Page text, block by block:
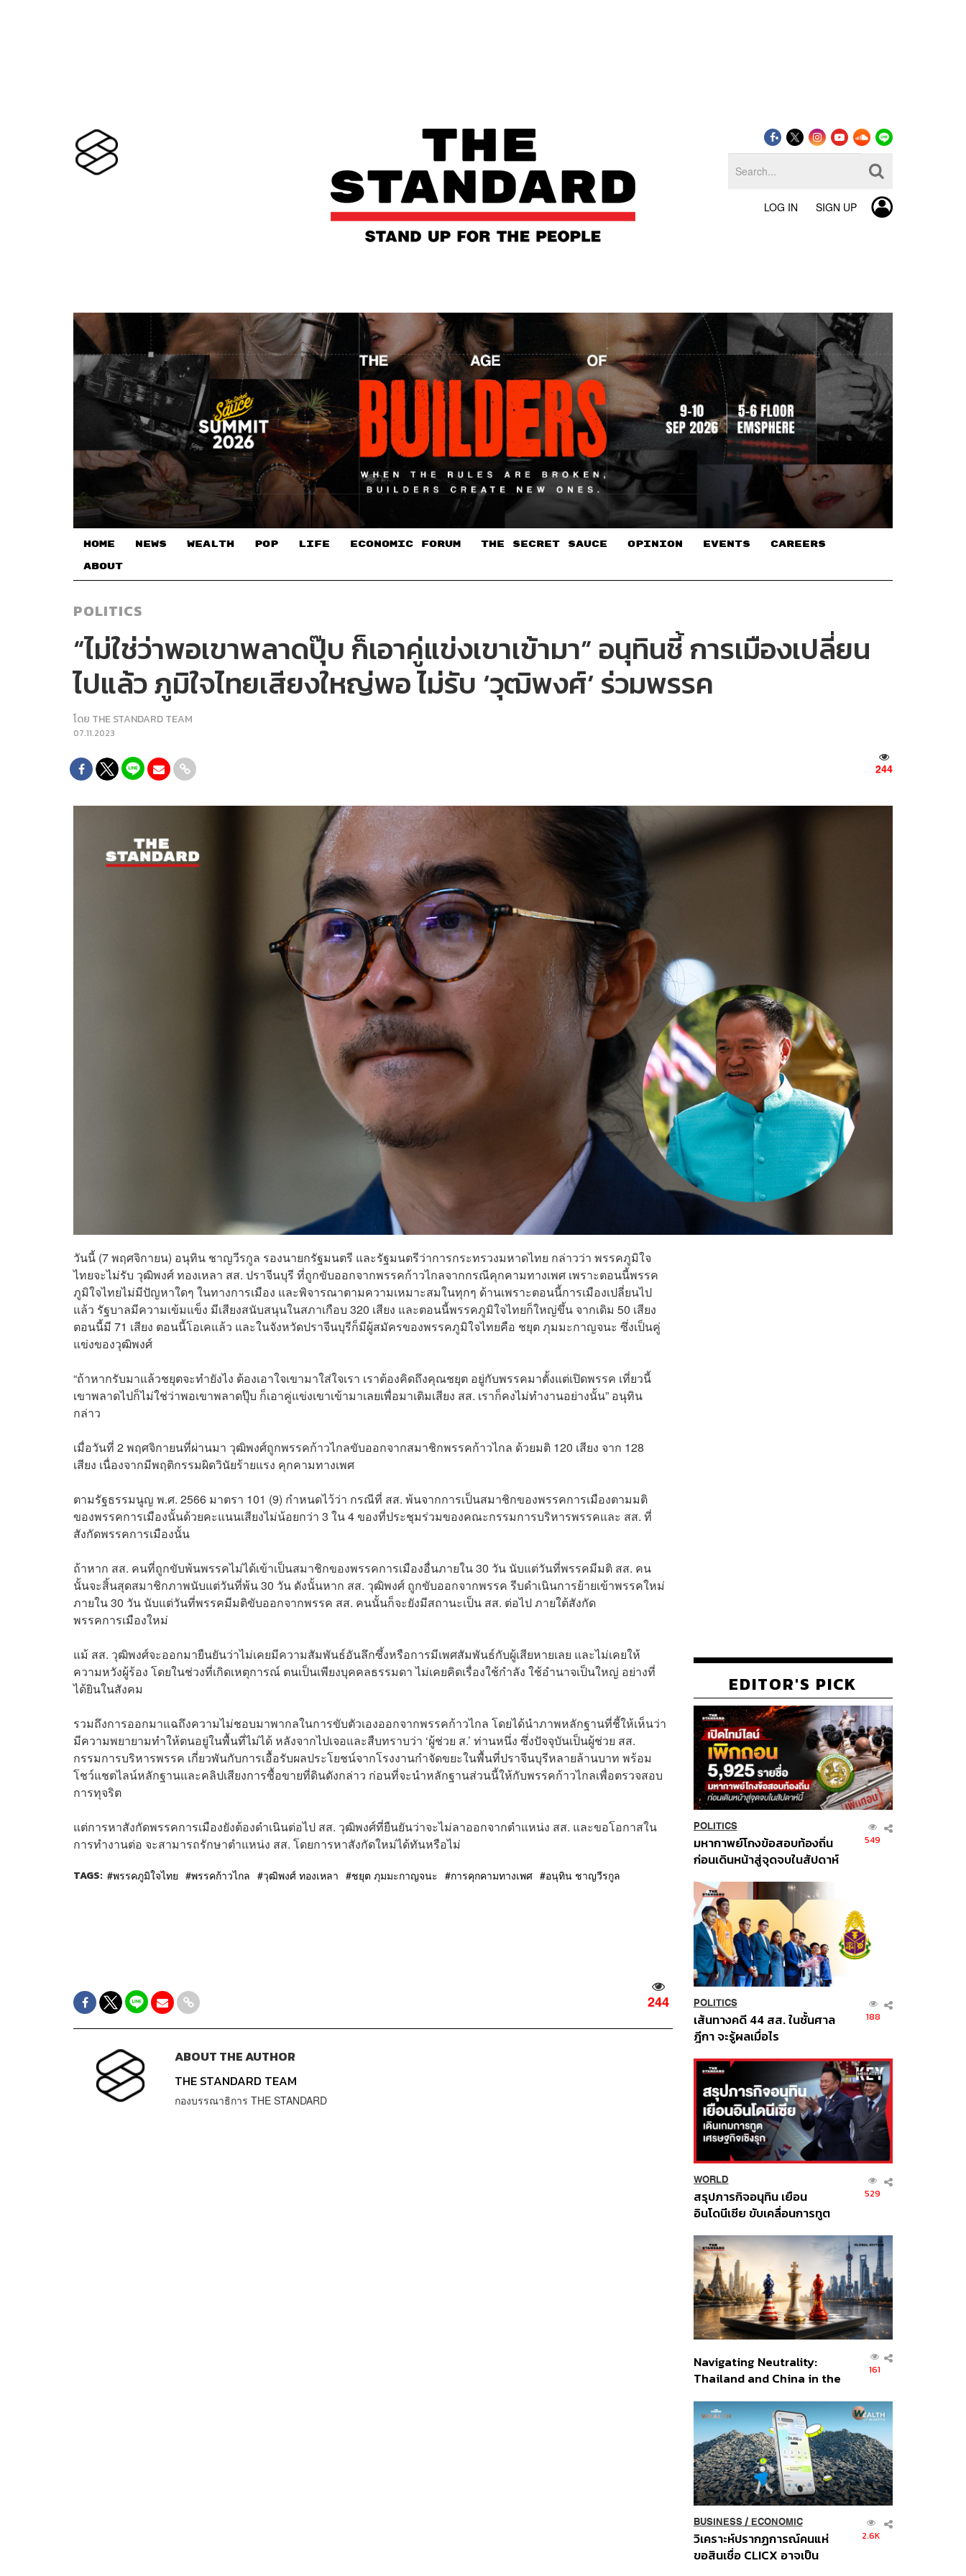
LOG IN SIGN UP
HOME NEWS WEALTH POP LIFE ECONOMIC FORUM THE SECRET SAUCE​ OPINION EVENTS CAREERS
ABOUT
POLITICS
“ไม่ใช่ว่าพอเขาพลาดปุ๊บ ก็เอาคู่แข่งเขาเข้ามา” อนุทินชี้ การเมืองเปลี่ยน
ไปแล้ว ภูมิใจไทยเสียงใหญ่พอ ไม่รับ ‘วุฒิพงศ์’ ร่วมพรรค
โดย THE STANDARD TEAM
07.11.2023
244
วันนี้ (7 พฤศจิกายน) อนุทิน ชาญวีรกูล รองนายกรัฐมนตรี และรัฐมนตรีว่าการกระทรวงมหาดไทย กล่าวว่า พรรคภูมิใจ
ไทยจะไม่รับ วุฒิพงศ์ ทองเหลา สส. ปราจีนบุรี ที่ถูกขับออกจากพรรคก้าวไกลจากกรณีคุกคามทางเพศ เพราะตอนนี้พรรค
ภูมิใจไทยไม่มีปัญหาใดๆ ในทางการเมือง และพิจารณาตามความเหมาะสมในทุกๆ ด้านเพราะตอนนี้การเมืองเปลี่ยนไป
แล้ว รัฐบาลมีความเข้มแข็ง มีเสียงสนับสนุนในสภาเกือบ 320 เสียง และตอนนี้พรรคภูมิใจไทยก็ใหญ่ขึ้น จากเดิม 50 เสียง
ตอนนี้มี 71 เสียง ตอนนี้โอเคแล้ว และในจังหวัดปราจีนบุรีก็มีผู้สมัครของพรรคภูมิใจไทยคือ ชยุต ภุมมะกาญจนะ ซึ่งเป็นคู่
แข่งของวุฒิพงศ์
“ถ้าหากรับมาแล้วชยุตจะทำยังไง ต้องเอาใจเขามาใส่ใจเรา เราต้องคิดถึงคุณชยุต อยู่กับพรรคมาตั้งแต่เปิดพรรค เที่ยวนี้
เขาพลาดไปก็ไม่ใช่ว่าพอเขาพลาดปุ๊บ ก็เอาคู่แข่งเขาเข้ามาเลยเพื่อมาเติมเสียง สส. เราก็คงไม่ทำงานอย่างนั้น” อนุทิน
กล่าว
เมื่อวันที่ 2 พฤศจิกายนที่ผ่านมา วุฒิพงศ์ถูกพรรคก้าวไกลขับออกจากสมาชิกพรรคก้าวไกล ด้วยมติ 120 เสียง จาก 128
เสียง เนื่องจากมีพฤติกรรมผิดวินัยร้ายแรง คุกคามทางเพศ
ตามรัฐธรรมนูญ พ.ศ. 2566 มาตรา 101 (9) กำหนดไว้ว่า กรณีที่ สส. พ้นจากการเป็นสมาชิกของพรรคการเมืองตามมติ
ของพรรคการเมืองนั้นด้วยคะแนนเสียงไม่น้อยกว่า 3 ใน 4 ของที่ประชุมร่วมของคณะกรรมการบริหารพรรคและ สส. ที่
สังกัดพรรคการเมืองนั้น
ถ้าหาก สส. คนที่ถูกขับพ้นพรรคไม่ได้เข้าเป็นสมาชิกของพรรคการเมืองอื่นภายใน 30 วัน นับแต่วันที่พรรคมีมติ สส. คน
นั้นจะสิ้นสุดสมาชิกภาพนับแต่วันที่พ้น 30 วัน ดังนั้นหาก สส. วุฒิพงศ์ ถูกขับออกจากพรรค รีบดำเนินการย้ายเข้าพรรคใหม่
ภายใน 30 วัน นับแต่วันที่พรรคมีมติขับออกจากพรรค สส. คนนั้นก็จะยังมีสถานะเป็น สส. ต่อไป ภายใต้สังกัด
พรรคการเมืองใหม่
แม้ สส. วุฒิพงศ์จะออกมายืนยันว่าไม่เคยมีความสัมพันธ์อันลึกซึ้งหรือการมีเพศสัมพันธ์กับผู้เสียหายเลย และไม่เคยให้
ความหวังผู้ร้อง โดยในช่วงที่เกิดเหตุการณ์ ตนเป็นเพียงบุคคลธรรมดา ไม่เคยคิดเรื่องใช้กำลัง ใช้อำนาจเป็นใหญ่ อย่างที่
ได้ยินในสังคม
รวมถึงการออกมาแฉถึงความไม่ชอบมาพากลในการขับตัวเองออกจากพรรคก้าวไกล โดยได้นำภาพหลักฐานที่ชี้ให้เห็นว่า
มีความพยายามทำให้ตนอยู่ในพื้นที่ไม่ได้ หลังจากไปเจอและสืบทราบว่า ‘ผู้ช่วย ส.’ ท่านหนึ่ง ซึ่งปัจจุบันเป็นผู้ช่วย สส.
กรรมการบริหารพรรค เกี่ยวพันกับการเอื้อรับผลประโยชน์จากโรงงานกำจัดขยะในพื้นที่ปราจีนบุรี​หลายล้านบาท พร้อม
โชว์แชตไลน์หลักฐานและคลิปเสียงการซื้อขายที่ดินดังกล่าว ก่อนที่จะนำหลักฐานส่วนนี้ให้กับพรรคก้าวไกลเพื่อตรวจสอบ
การทุจริต
แต่การหาสังกัดพรรคการเมืองยังต้องดำเนินต่อไป สส. วุฒิพงศ์ที่ยืนยันว่าจะไม่ลาออกจากตำแหน่ง สส. และขอโอกาสใน
การทำงานต่อ จะสามารถรักษาตำแหน่ง สส. โดยการหาสังกัดใหม่ได้ทันหรือไม่
TAGS: พรรคภูมิใจไทย พรรคก้าวไกล วุฒิพงศ์ ทองเหลา ชยุต ภุมมะกาญจนะ การคุกคามทางเพศ อนุทิน ชาญวีรกูล
244
ABOUT THE AUTHOR
THE STANDARD TEAM
กองบรรณาธิการ THE STANDARD
EDITOR'S PICK
POLITICS
มหากาพย์โกงข้อสอบท้องถิ่น
ก่อนเดินหน้าสู่จุดจบในสัปดาห์
549
POLITICS
เส้นทางคดี 44 สส. ในชั้นศาล
ฎีกา จะรู้ผลเมื่อไร
188
WORLD
สรุปภารกิจอนุทิน เยือน
อินโดนีเซีย ขับเคลื่อนการทูต
ส่วนยุทธศาสตร์ไทย –
อินโดนีเซีย
529
Navigating Neutrality:
Thailand and China in the
Order
161
BUSINESS/ ECONOMIC
วิเคราะห์ปรากฏการณ์คนแห่
ขอสินเชื่อ CLICX อาจเป็น
2.6K